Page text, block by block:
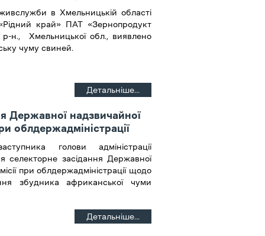
в Хмельницькій області
край» ПАТ «Зернопродукт
р-н., Хмельницької обл., виявлено
чуму свиней.
Детальніше...
Державної надзвичайної
облдержадміністрації
голови адміністрації
селекторне засідання Державної
при облдержадміністрації щодо
збудника африканської чуми
Детальніше...